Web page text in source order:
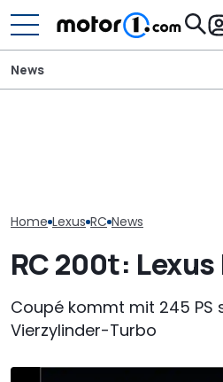
News
Home Lexus RC News
RC 200t:
Coupé kommt mit 245 PS
Vierzylinder-Turbo